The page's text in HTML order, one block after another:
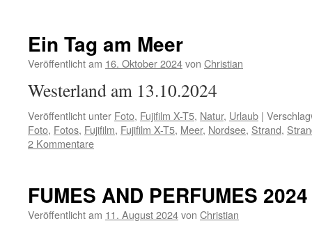
Ein Tag am Meer
Veröffentlicht am 16. Oktober 2024von Christian
Westerland am 13.10.2024
Veröffentlicht unter Foto, Fujifilm X-T5, Natur, Urlaub |
Foto, Fotos, Fujifilm, Fujifilm X-T5, Meer, Nordsee, Strand,
2 Kommentare
FUMES AND PERFUMES 2024
Veröffentlicht am 11. August 2024von Christian